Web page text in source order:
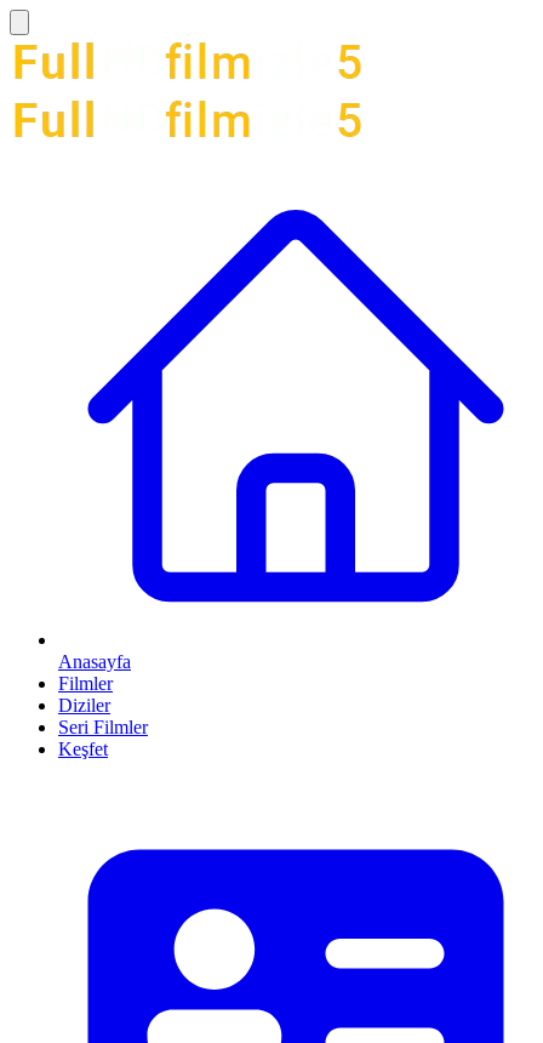
Anasayfa
Filmler
Diziler
Seri Filmler
Keşfet